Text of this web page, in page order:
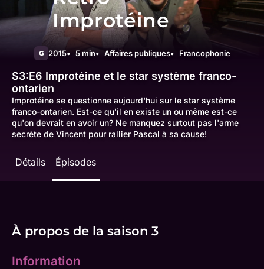
Improtéine
G 2015 5 min Affaires publiques Francophonie
S3:E6 Improtéine et le star système franco-
ontarien
Improtéine se questionne aujourd'hui sur le star système
franco-ontarien. Est-ce qu'il en existe un ou même est-ce
qu'on devrait en avoir un? Ne manquez surtout pas l'arme
secrète de Vincent pour rallier Pascal à sa cause!
Détails Épisodes
À propos de la saison 3
Information